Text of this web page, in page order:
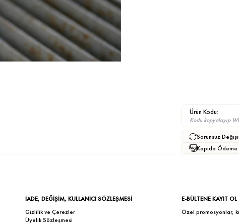
Ürün Kodu:
Kodu kopyalayıp
Sorunsuz
Kapıda Ödeme
İADE, DEĞİŞİM, KULLANICI SÖZLEŞMESİ
Gizlilik ve Çerezler
Üyelik Sözleşmesi
E-BÜLTENE KAYIT OL
Özel promosyonlar,